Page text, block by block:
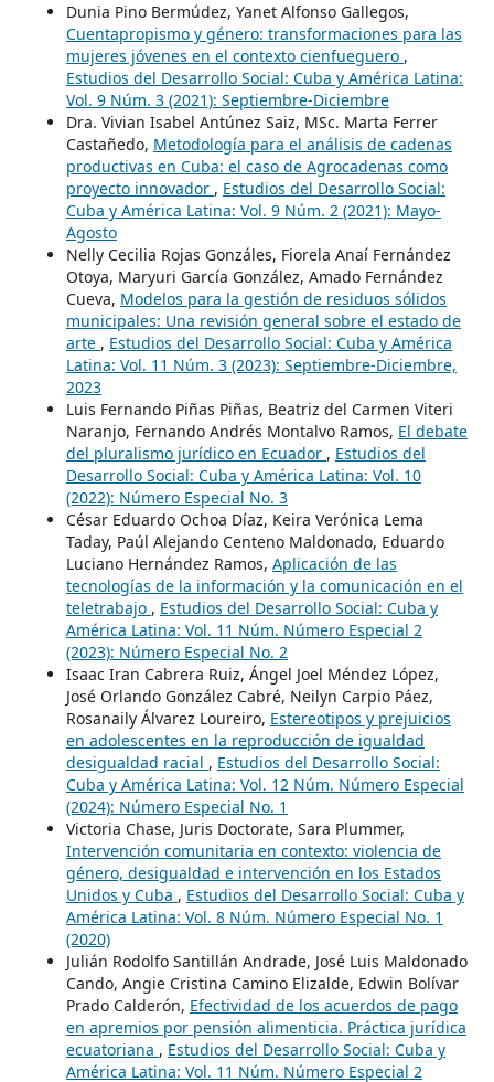
Dunia Pino Bermúdez, Yanet Alfonso Gallegos,
Cuentapropismo y género: transformaciones para las
mujeres jóvenes en el contexto cienfueguero ,
Estudios del Desarrollo Social: Cuba y América Latina:
Vol. 9 Núm. 3 (2021): Septiembre-Diciembre
Dra. Vivian Isabel Antúnez Saiz, MSc. Marta Ferrer
Castañedo, Metodología para el análisis de cadenas
productivas en Cuba: el caso de Agrocadenas como
proyecto innovador , Estudios del Desarrollo Social:
Cuba y América Latina: Vol. 9 Núm. 2 (2021): Mayo-
Agosto
Nelly Cecilia Rojas Gonzáles, Fiorela Anaí Fernández
Otoya, Maryuri García González, Amado Fernández
Cueva, Modelos para la gestión de residuos sólidos
municipales: Una revisión general sobre el estado de
arte , Estudios del Desarrollo Social: Cuba y América
Latina: Vol. 11 Núm. 3 (2023): Septiembre-Diciembre,
2023
Luis Fernando Piñas Piñas, Beatriz del Carmen Viteri
Naranjo, Fernando Andrés Montalvo Ramos, El debate
del pluralismo jurídico en Ecuador , Estudios del
Desarrollo Social: Cuba y América Latina: Vol. 10
(2022): Número Especial No. 3
César Eduardo Ochoa Díaz, Keira Verónica Lema
Taday, Paúl Alejando Centeno Maldonado, Eduardo
Luciano Hernández Ramos, Aplicación de las
tecnologías de la información y la comunicación en el
teletrabajo , Estudios del Desarrollo Social: Cuba y
América Latina: Vol. 11 Núm. Número Especial 2
(2023): Número Especial No. 2
Isaac Iran Cabrera Ruiz, Ángel Joel Méndez López,
José Orlando González Cabré, Neilyn Carpio Páez,
Rosanaily Álvarez Loureiro, Estereotipos y prejuicios
en adolescentes en la reproducción de igualdad
desigualdad racial , Estudios del Desarrollo Social:
Cuba y América Latina: Vol. 12 Núm. Número Especial
(2024): Número Especial No. 1
Victoria Chase, Juris Doctorate, Sara Plummer,
Intervención comunitaria en contexto: violencia de
género, desigualdad e intervención en los Estados
Unidos y Cuba , Estudios del Desarrollo Social: Cuba y
América Latina: Vol. 8 Núm. Número Especial No. 1
(2020)
Julián Rodolfo Santillán Andrade, José Luis Maldonado
Cando, Angie Cristina Camino Elizalde, Edwin Bolívar
Prado Calderón, Efectividad de los acuerdos de pago
en apremios por pensión alimenticia. Práctica jurídica
ecuatoriana , Estudios del Desarrollo Social: Cuba y
América Latina: Vol. 11 Núm. Número Especial 2